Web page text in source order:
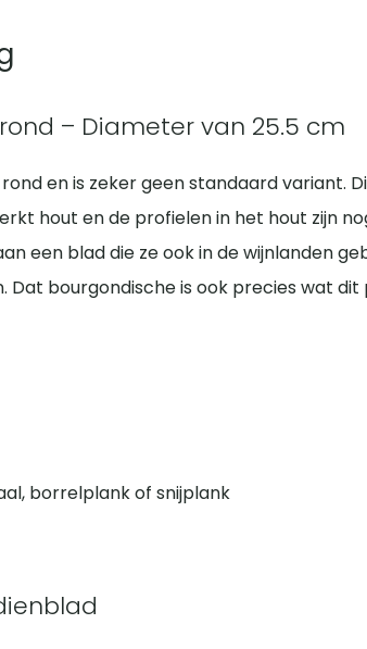
– Diameter van 25.5 cm
en is zeker geen standaard variant.
hout en de profielen in het hout zijn
een blad die ze ook in de wijnlanden
Dat bourgondische is ook precies wat
borrelplank of snijplank